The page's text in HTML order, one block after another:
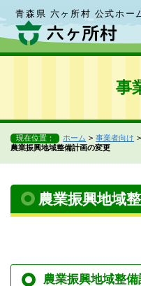
青森県 六ヶ所村 公式ホー
事
現在位置： ホーム 事業者向け
農業振興地域整備計画の変更
農業振興地域
農業振興地域整